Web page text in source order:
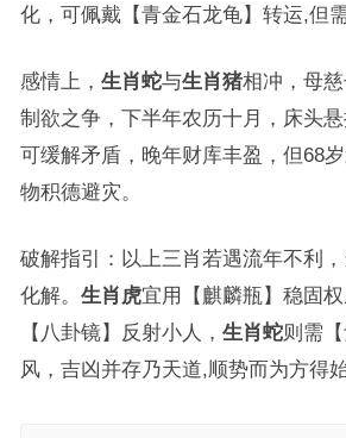
化，可佩戴【青金石龙龟】转运,但
感情上， 生肖蛇与生肖猪相冲，母
制欲之争，下半年农历十月，床头悬
可缓解矛盾，晚年财库丰盈，但68岁
物积德避灾。
破解指引：以上三肖若遇流年不利
化解。 生肖虎宜用【麒麟瓶】稳固权
【八卦镜】反射小人， 生肖蛇则需
风，吉凶并存乃天道,顺势而为方得始